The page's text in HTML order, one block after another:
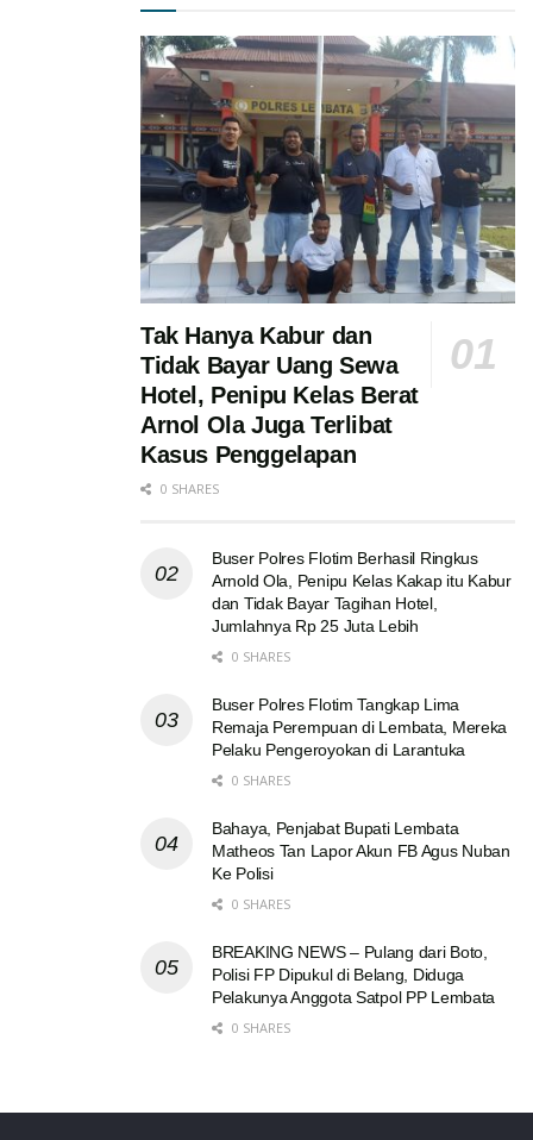
Tak Hanya Kabur dan
Tidak Bayar Uang Sewa
Hotel, Penipu Kelas Berat
Arnol Ola Juga Terlibat
Kasus Penggelapan
0 SHARES
Buser Polres Flotim Berhasil Ringkus
Arnold Ola, Penipu Kelas Kakap itu Kabur
dan Tidak Bayar Tagihan Hotel,
Jumlahnya Rp 25 Juta Lebih
0 SHARES
Buser Polres Flotim Tangkap Lima
Remaja Perempuan di Lembata, Mereka
Pelaku Pengeroyokan di Larantuka
0 SHARES
Bahaya, Penjabat Bupati Lembata
Matheos Tan Lapor Akun FB Agus Nuban
Ke Polisi
0 SHARES
BREAKING NEWS – Pulang dari Boto,
Polisi FP Dipukul di Belang, Diduga
Pelakunya Anggota Satpol PP Lembata
0 SHARES